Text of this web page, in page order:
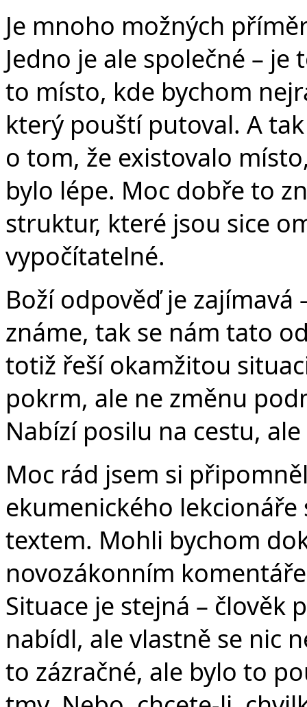
Je mnoho možných
Jedno je ale společné –
to místo, kde bychom
který pouští putoval. A
o tom, že existovalo
bylo lépe. Moc dobře to
struktur, které jsou sice
vypočítatelné.
Boží odpověď je
známe, tak se nám tato
totiž řeší okamžitou
pokrm, ale ne změnu
Nabízí posilu na cestu,
Moc rád jsem si
ekumenického
textem. Mohli bychom
novozákonním
Situace je stejná – člověk
nabídl, ale vlastně se nic
to zázračné, ale bylo to